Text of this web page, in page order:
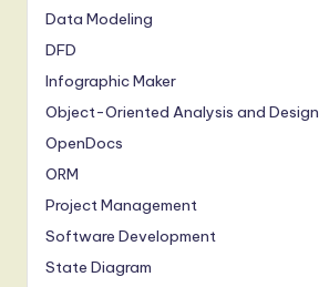
Data Modeling
DFD
Infographic Maker
Object-Oriented Analysis and Design
OpenDocs
ORM
Project Management
Software Development
State Diagram